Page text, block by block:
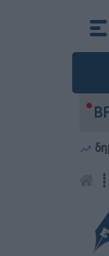
τρία
┋